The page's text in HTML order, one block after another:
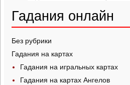
Гадания онлайн
Без рубрики
Гадания на картах
Гадания на игральных картах
Гадания на картах Ангелов